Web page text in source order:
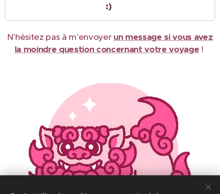
:)
N'hésitez pas à m'envoyer un message si vous avez
la moindre question concernant votre voyage !